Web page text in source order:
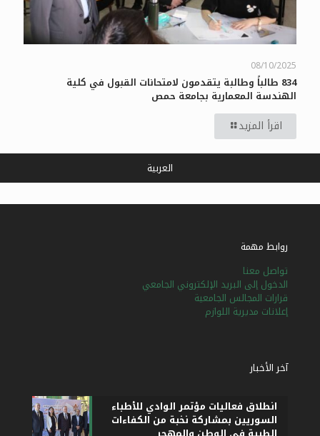
08/10/2025
834 طالباً وطالبة يتقدمون لامتحانات القبول في كلية
الهندسة المعمارية بجامعة حمص
اقرأ المزيد
روابط مهمة
تواصل معنا
الدخول إلى البريد الإلكتروني الجامعي
قرارات المجالس الجامعية
إعلانات مديرية اللوازم
آخر الأخبار
انطلاق فعاليات مؤتمر الوادي للأطباء
السوريين بمشاركة نخبة من الكفاءات
العربية